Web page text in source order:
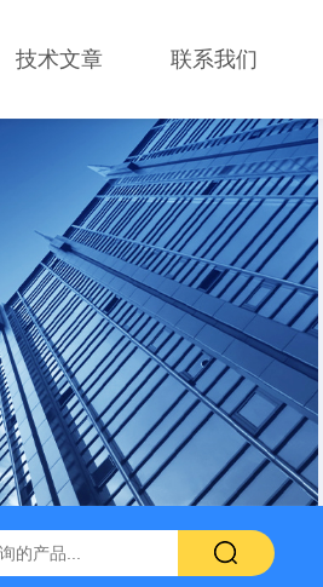
技术文章 联系我们
验方法 生石灰浆渣测定仪